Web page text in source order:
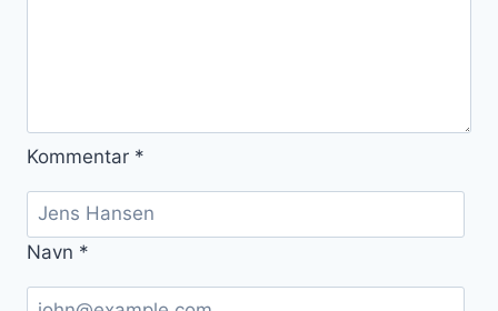
Kommentar *
Navn *